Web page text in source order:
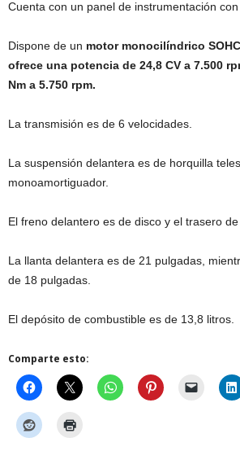
Cuenta con un panel de instrumentación
Dispone de un motor monocilíndrico
ofrece una potencia de 24,8 CV a 7.500
Nm a 5.750 rpm.
La transmisión es de 6 velocidades.
La suspensión delantera es de horquilla
monoamortiguador.
El freno delantero es de disco y el trasero
La llanta delantera es de 21 pulgadas,
de 18 pulgadas.
El depósito de combustible es de 13,8 litros.
Comparte esto: